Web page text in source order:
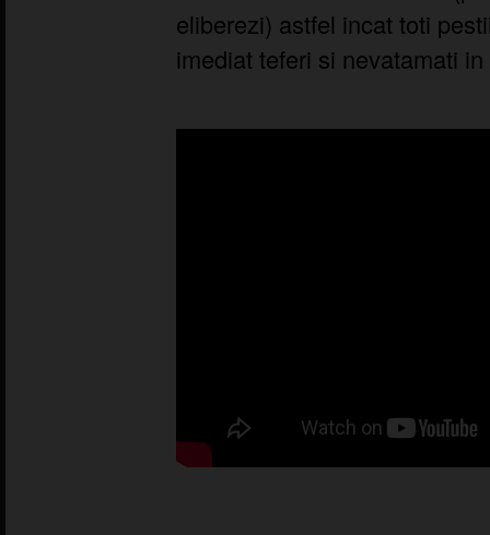
eliberezi) astfel incat toti
imediat teferi si nevatamati